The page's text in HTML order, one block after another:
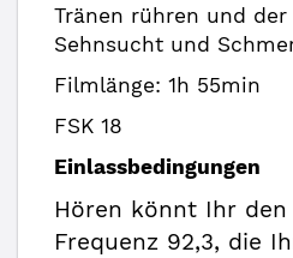
Tränen rühren und der
Sehnsucht und
Filmlänge: 1h 55min
FSK 18
Einlassbedingungen
Hören könnt Ihr den
Frequenz 92,3, die